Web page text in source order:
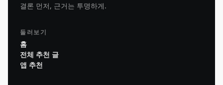
결론 먼저, 근거는 투명하게.
둘러보기
홈
전체 추천 글
앱 추천